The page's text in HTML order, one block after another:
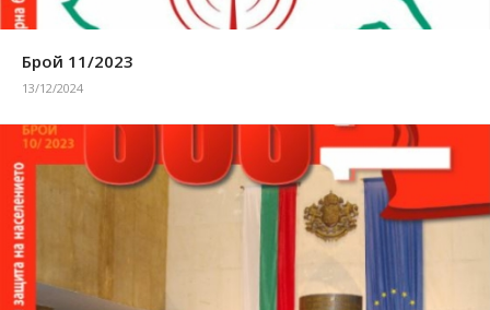
Брой 11/2023
13/12/2024